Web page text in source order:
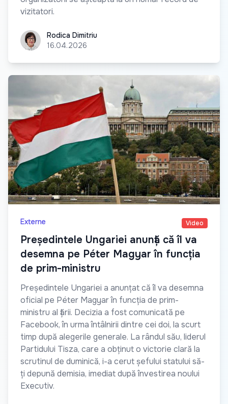
vizitatori.
Rodica Dimitriu
Rodica Dimitriu
16.04.2026
Externe Video
Președintele Ungariei anunță că îl va
desemna pe Péter Magyar în funcția
de prim-ministru
Președintele Ungariei a anunțat că îl va desemna
oficial pe Péter Magyar în funcția de prim-
ministru al țării. Decizia a fost comunicată pe
Facebook, în urma întâlnirii dintre cei doi, la scurt
timp după alegerile generale. La rândul său, liderul
Partidului Tisza, care a obținut o victorie clară la
scrutinul de duminică, i-a cerut șefului statului să-
ți depună demisia, imediat după învestirea noului
Executiv.